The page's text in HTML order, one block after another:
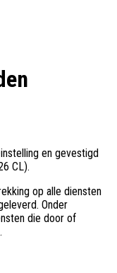
en gevestigd
CL).
op alle diensten
Onder
die door of